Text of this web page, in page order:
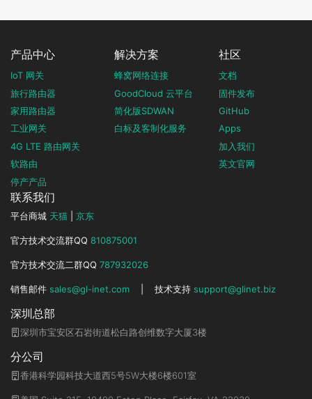
产品中心
IoT 网关
旅行路由器
家用路由器
工业网关
4G LTE 路由网关
软路由
停产产品
解决方案
蜂窝网络连接
GoodCloud 云平台
简化版SDWAN
白标及客制化服务
社区
文档
固件发布
GitHub
Apps
加入我们
英文官网
联系我们
平台商城 天猫 京东
官方技术交流群QQ 810875001
官方技术交流二群QQ 787932026
销售邮件 sales@gl-inet.com 技术支持 support@glinet.biz
深圳总部
深圳市宝安区石岩街道松白路创维数字大厦3楼
分公司
香港科学园科技大道西5号5W大楼6楼601室